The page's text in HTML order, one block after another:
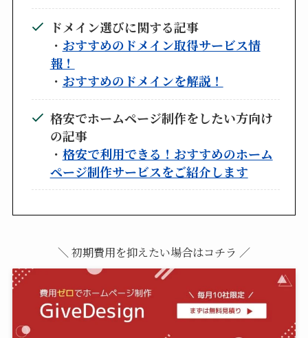
ドメイン選びに関する記事
・ おすすめのドメイン取得サービス情
報！
・ おすすめのドメインを解説！
格安でホームページ制作をしたい方向け
の記事
・ 格安で利用できる！おすすめのホーム
ページ制作サービスをご紹介します
＼ 初期費用を抑えたい場合はコチラ ／